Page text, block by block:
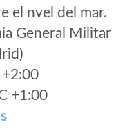
el nvel del mar.
General Militar
+2:00
+1:00